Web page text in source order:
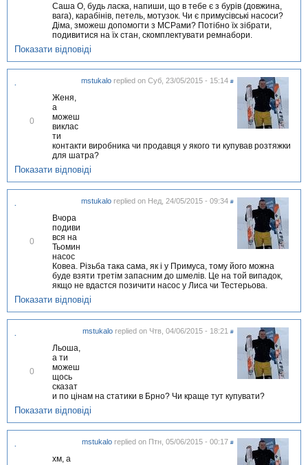
Саша О, будь ласка, напиши, що в тебе є з бурів (довжина,
вага), карабінів, петель, мотузок. Чи є примусівські насоси?
Діма, зможеш допомогти з МСРами? Потібно їх зібрати,
подивитися на їх стан, скомплектувати ремнабори.
Показати відповіді
mstukaloreplied on Суб, 23/05/2015 - 15:14 #
т
т
0
Женя,
а
можеш
виклас
ти
контакти виробника чи продавця у якого ти купував розтяжки
для шатра?
Показати відповіді
mstukaloreplied on Нед, 24/05/2015 - 09:34 #
и
и
0
Вчора
подиви
вся на
Тьомин
насос
Ковеа. Різьба така сама, як і у Примуса, тому його можна
буде взяти третім запасним до шмелів. Це на той випадок,
якщо не вдастся позичити насос у Лиса чи Тестерьова.
Показати відповіді
mstukaloreplied on Чтв, 04/06/2015 - 18:21 #
і
и
0
Льоша,
а ти
можеш
щось
сказат
и по цінам на статики в Брно? Чи краще тут купувати?
Показати відповіді
mstukaloreplied on Птн, 05/06/2015 - 00:17 #
хм, а